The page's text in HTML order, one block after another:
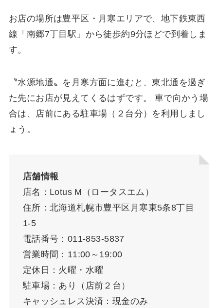
お店の場所は豊平区・月寒エリアで、地下鉄東西
線「南郷7丁目駅」から徒歩約9分ほどで到着しま
す。
〝水源地通〟を月寒方面に進むと、東北通を過ぎ
た先にお店が見えてくるはずです。 車で向かう場
合は、店前にある駐車場（２台分）を利用しまし
ょう。
店舗情報
店名： Lotus M（ロータスエム）
住所：北海道札幌市豊平区月寒東5条8丁目
1-5
電話番号：011-853-5837
営業時間：11:00～19:00
定休日：火曜・水曜
駐車場：あり（店前２台）
キャッシュレス決済：現金のみ